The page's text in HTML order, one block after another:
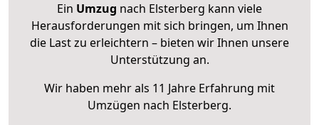
Ein Umzug nach Elsterberg kann viele
Herausforderungen mit sich bringen, um Ihnen
die Last zu erleichtern – bieten wir Ihnen unsere
Unterstützung an.
Wir haben mehr als 11 Jahre Erfahrung mit
Umzügen nach Elsterberg.